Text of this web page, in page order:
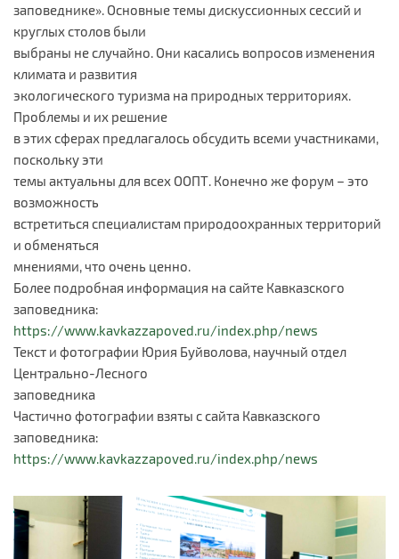
заповеднике». Основные темы дискуссионных сессий и
круглых столов были
выбраны не случайно. Они касались вопросов изменения
климата и развития
экологического туризма на природных территориях.
Проблемы и их решение
в этих сферах предлагалось обсудить всеми участниками,
поскольку эти
темы актуальны для всех ООПТ. Конечно же форум – это
возможность
встретиться специалистам природоохранных территорий
и обменяться
мнениями, что очень ценно.
Более подробная информация на сайте Кавказского
заповедника:
https://www.kavkazzapoved.ru/index.php/news
Текст и фотографии Юрия Буйволова, научный отдел
Центрально-Лесного
заповедника
Частично фотографии взяты с сайта Кавказского
заповедника:
https://www.kavkazzapoved.ru/index.php/news